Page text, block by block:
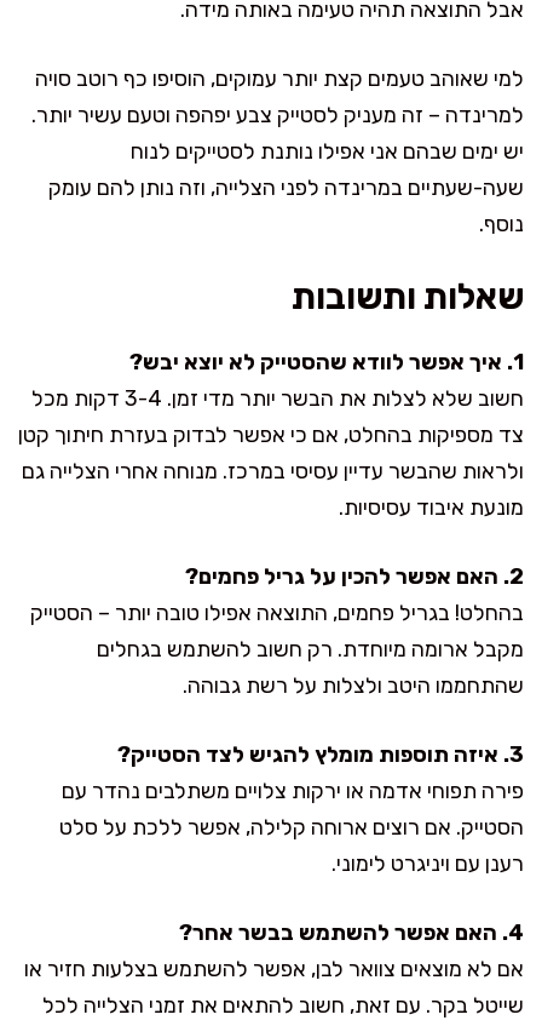
אבל התוצאה תהיה טעימה באותה מידה.
למי שאוהב טעמים קצת יותר עמוקים, הוסיפו כף רוטב סויה
למרינדה – זה מעניק לסטייק צבע יפהפה וטעם עשיר יותר.
יש ימים שבהם אני אפילו נותנת לסטייקים לנוח
שעה-שעתיים במרינדה לפני הצלייה, וזה נותן להם עומק
נוסף.
שאלות ותשובות
1. איך אפשר לוודא שהסטייק לא יוצא יבש?
חשוב שלא לצלות את הבשר יותר מדי זמן. 3-4 דקות מכל
צד מספיקות בהחלט, אם כי אפשר לבדוק בעזרת חיתוך קטן
ולראות שהבשר עדיין עסיסי במרכז. מנוחה אחרי הצלייה גם
מונעת איבוד עסיסיות.
2. האם אפשר להכין על גריל פחמים?
בהחלט! בגריל פחמים, התוצאה אפילו טובה יותר – הסטייק
מקבל ארומה מיוחדת. רק חשוב להשתמש בגחלים
שהתחממו היטב ולצלות על רשת גבוהה.
3. איזה תוספות מומלץ להגיש לצד הסטייק?
פירה תפוחי אדמה או ירקות צלויים משתלבים נהדר עם
הסטייק. אם רוצים ארוחה קלילה, אפשר ללכת על סלט
רענן עם ויניגרט לימוני.
4. האם אפשר להשתמש בבשר אחר?
אם לא מוצאים צוואר לבן, אפשר להשתמש בצלעות חזיר או
שייטל בקר. עם זאת, חשוב להתאים את זמני הצלייה לכל